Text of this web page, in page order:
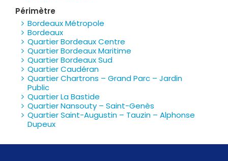
Périmètre
Bordeaux Métropole
Bordeaux
Quartier Bordeaux Centre
Quartier Bordeaux Maritime
Quartier Bordeaux Sud
Quartier Caudéran
Quartier Chartrons – Grand Parc – Jardin
Public
Quartier La Bastide
Quartier Nansouty – Saint-Genès
Quartier Saint-Augustin – Tauzin – Alphonse
Dupeux